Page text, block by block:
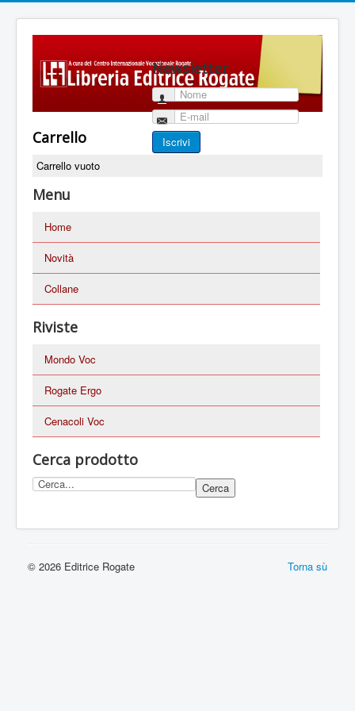
Newsletter
Nome
E-mail
Iscrivi
Carrello
Carrello vuoto
Menu
Home
Novità
Collane
Riviste
Mondo Voc
Rogate Ergo
Cenacoli Voc
Cerca prodotto
Torna sù
© 2026 Editrice Rogate